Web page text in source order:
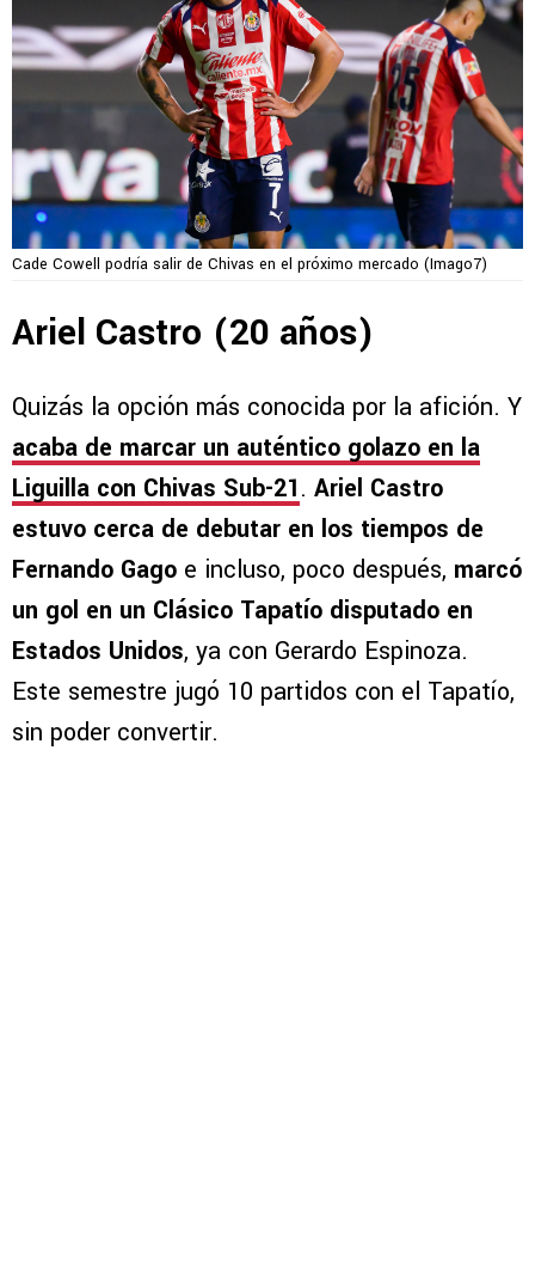
Cade Cowell podría salir de Chivas en el próximo mercado (Imago7)
Ariel Castro (20 años)
Quizás la opción más conocida por la afición. Y
acaba de marcar un auténtico golazo en la
Liguilla con Chivas Sub-21. Ariel Castro
estuvo cerca de debutar en los tiempos de
Fernando Gago e incluso, poco después, marcó
un gol en un Clásico Tapatío disputado en
Estados Unidos, ya con Gerardo Espinoza.
Este semestre jugó 10 partidos con el Tapatío,
sin poder convertir.